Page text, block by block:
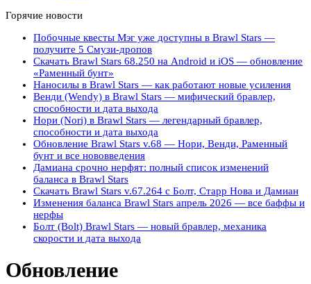
Горячие новости
Побочные квесты Мэг уже доступны в Brawl Stars —
получите 5 Смузи-дропов
Скачать Brawl Stars 68.250 на Android и iOS — обновление
«Раменный бунт»
Наносилы в Brawl Stars — как работают новые усиления
Венди (Wendy) в Brawl Stars — мифический бравлер,
способности и дата выхода
Нори (Nori) в Brawl Stars — легендарный бравлер,
способности и дата выхода
Обновление Brawl Stars v.68 — Нори, Венди, Раменный
бунт и все нововведения
Дамиана срочно нерфят: полный список изменений
баланса в Brawl Stars
Скачать Brawl Stars v.67.264 с Болт, Старр Нова и Дамиан
Изменения баланса Brawl Stars апрель 2026 — все баффы и
нерфы
Болт (Bolt) Brawl Stars — новый бравлер, механика
скорости и дата выхода
Обновление